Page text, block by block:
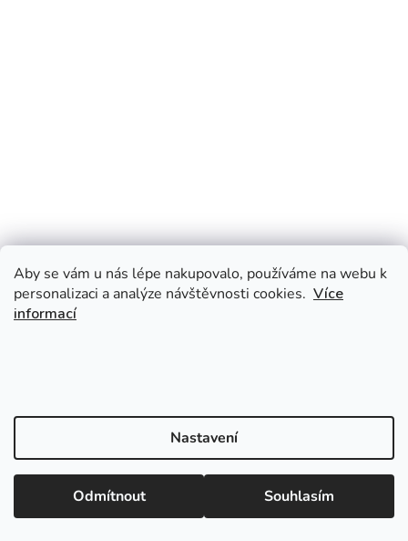
Aby se vám u nás lépe nakupovalo, používáme na webu k
personalizaci a analýze návštěvnosti cookies. Více
informací
Nastavení
Odmítnout Souhlasím